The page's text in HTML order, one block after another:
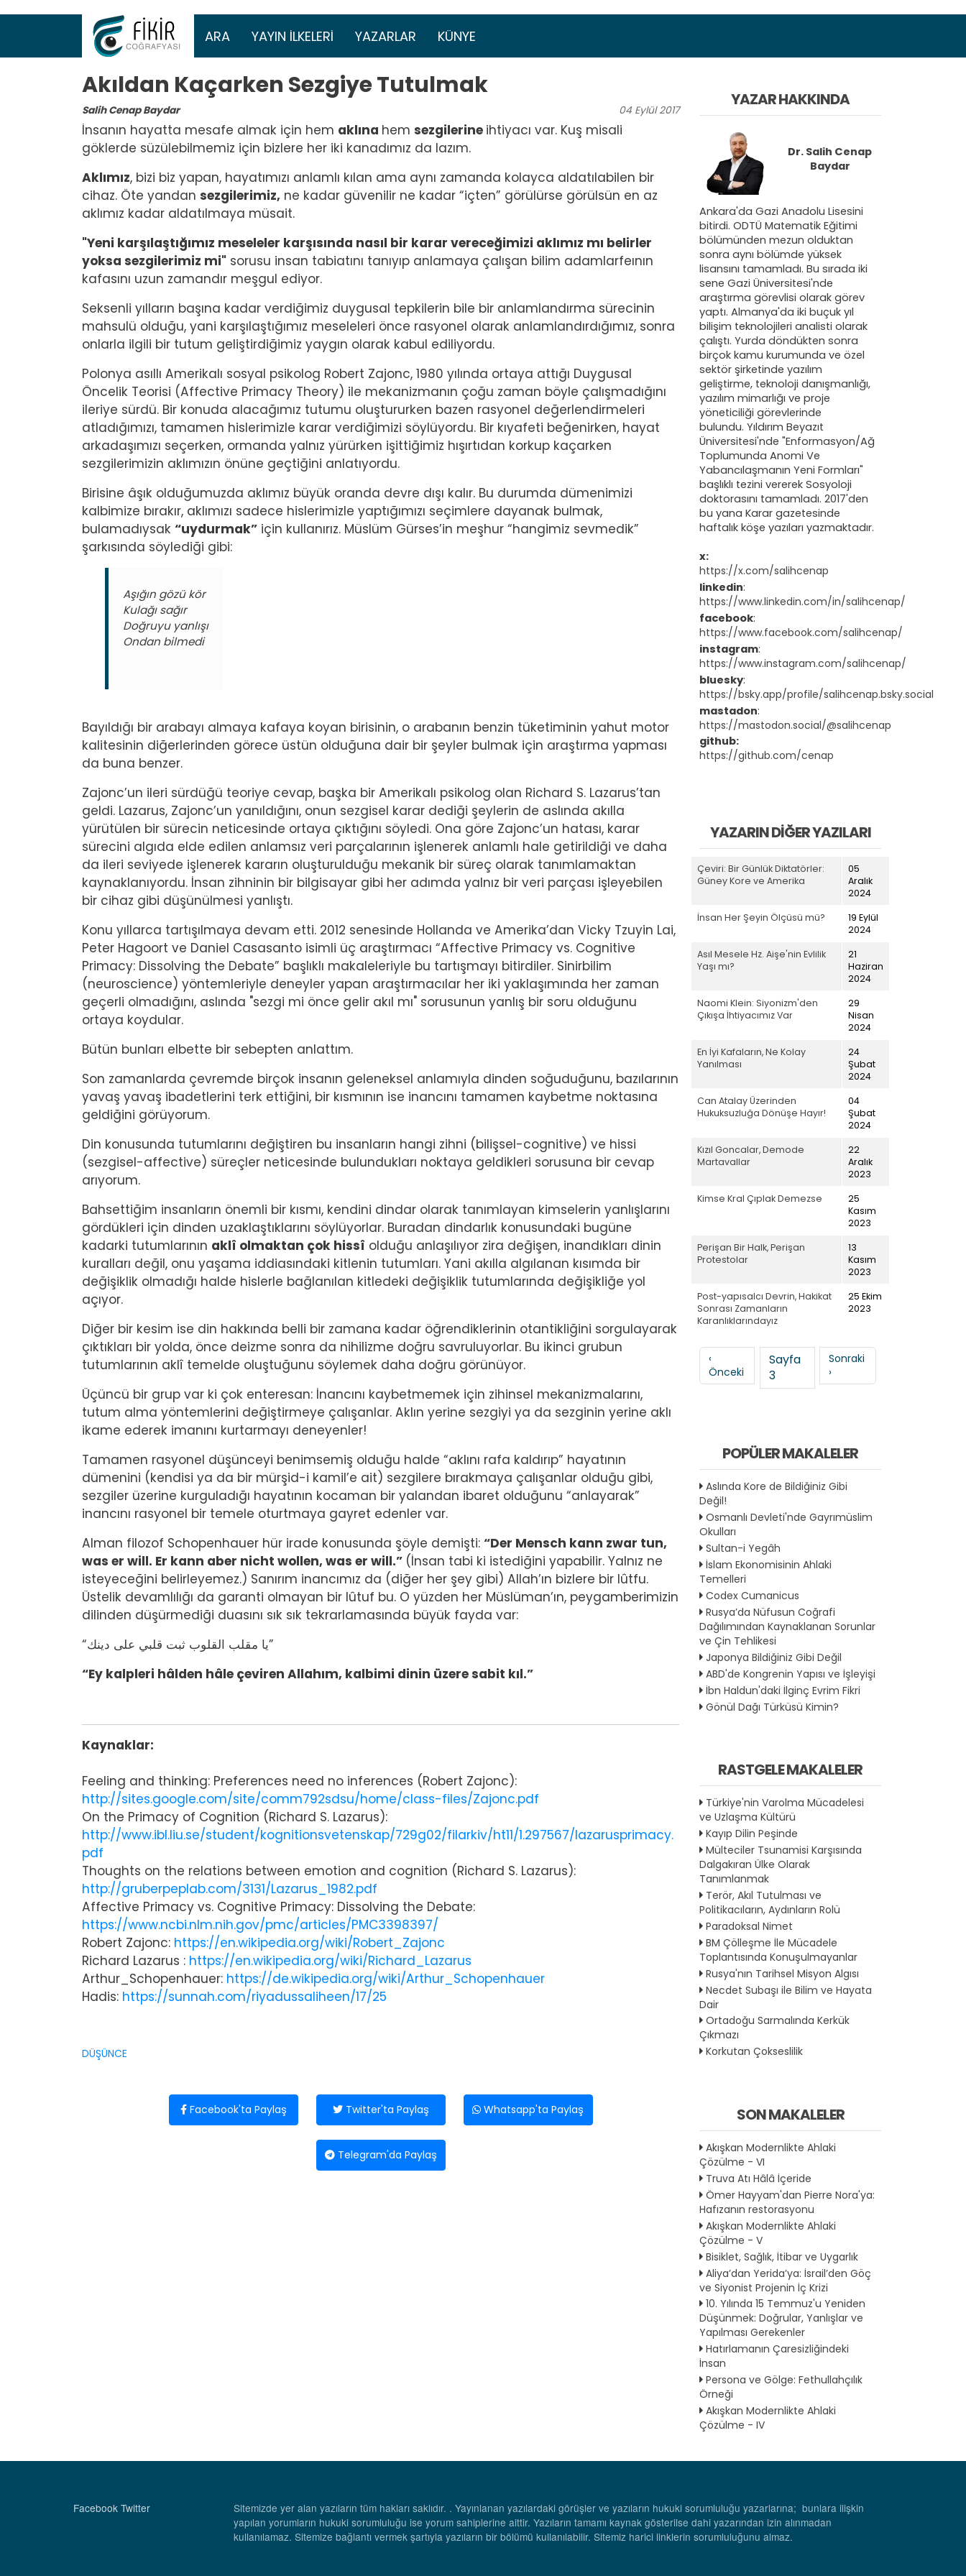
Ana gezinti menüsü
ARA YAYIN İLKELERI YAZARLAR KÜNYE
Akıldan Kaçarken Sezgiye Tutulmak
Salih Cenap Baydar 04 Eylül 2017
İnsanın hayatta mesafe almak için hem aklına hem sezgilerine ihtiyacı var. Kuş misali
göklerde süzülebilmemiz için bizlere her iki kanadımız da lazım.
Aklımız, bizi biz yapan, hayatımızı anlamlı kılan ama aynı zamanda kolayca aldatılabilen bir
cihaz. Öte yandan sezgilerimiz, ne kadar güvenilir ne kadar “içten” görülürse görülsün en az
aklımız kadar aldatılmaya müsait.
"Yeni karşılaştığımız meseleler karşısında nasıl bir karar vereceğimizi aklımız mı belirler
yoksa sezgilerimiz mi" sorusu insan tabiatını tanıyıp anlamaya çalışan bilim adamlarfeının
kafasını uzun zamandır meşgul ediyor.
Seksenli yılların başına kadar verdiğimiz duygusal tepkilerin bile bir anlamlandırma sürecinin
mahsulü olduğu, yani karşılaştığımız meseleleri önce rasyonel olarak anlamlandırdığımız, sonra
onlarla ilgili bir tutum geliştirdiğimiz yaygın olarak kabul ediliyordu.
Polonya asıllı Amerikalı sosyal psikolog Robert Zajonc, 1980 yılında ortaya attığı Duygusal
Öncelik Teorisi (Affective Primacy Theory) ile mekanizmanın çoğu zaman böyle çalışmadığını
ileriye sürdü. Bir konuda alacağımız tutumu oluştururken bazen rasyonel değerlendirmeleri
atladığımızı, tamamen hislerimizle karar verdiğimizi söylüyordu. Bir kıyafeti beğenirken, hayat
arkadaşımızı seçerken, ormanda yalnız yürürken işittiğimiz hışırtıdan korkup kaçarken
sezgilerimizin aklımızın önüne geçtiğini anlatıyordu.
Birisine âşık olduğumuzda aklımız büyük oranda devre dışı kalır. Bu durumda dümenimizi
kalbimize bırakır, aklımızı sadece hislerimizle yaptığımızı seçimlere dayanak bulmak,
bulamadıysak “uydurmak” için kullanırız. Müslüm Gürses’in meşhur “hangimiz sevmedik”
şarkısında söylediği gibi:
Aşığın gözü kör
Kulağı sağır
Doğruyu yanlışı
Ondan bilmedi
Bayıldığı bir arabayı almaya kafaya koyan birisinin, o arabanın benzin tüketiminin yahut motor
kalitesinin diğerlerinden görece üstün olduğuna dair bir şeyler bulmak için araştırma yapması
da buna benzer.
Zajonc’un ileri sürdüğü teoriye cevap, başka bir Amerikalı psikolog olan Richard S. Lazarus’tan
geldi. Lazarus, Zajonc’un yanıldığını, onun sezgisel karar dediği şeylerin de aslında akılla
yürütülen bir sürecin neticesinde ortaya çıktığını söyledi. Ona göre Zajonc’un hatası, karar
sürecini algıda elde edilen anlamsız veri parçalarının işlenerek anlamlı hale getirildiği ve daha
da ileri seviyede işlenerek kararın oluşturulduğu mekanik bir süreç olarak tanımlamaktan
kaynaklanıyordu. İnsan zihninin bir bilgisayar gibi her adımda yalnız bir veri parçası işleyebilen
bir cihaz gibi düşünülmesi yanlıştı.
Konu yıllarca tartışılmaya devam etti. 2012 senesinde Hollanda ve Amerika’dan Vicky Tzuyin Lai,
Peter Hagoort ve Daniel Casasanto isimli üç araştırmacı “Affective Primacy vs. Cognitive
Primacy: Dissolving the Debate” başlıklı makaleleriyle bu tartışmayı bitirdiler. Sinirbilim
(neuroscience) yöntemleriyle deneyler yapan araştırmacılar her iki yaklaşımında her zaman
geçerli olmadığını, aslında "sezgi mi önce gelir akıl mı" sorusunun yanlış bir soru olduğunu
ortaya koydular.
Bütün bunları elbette bir sebepten anlattım.
Son zamanlarda çevremde birçok insanın geleneksel anlamıyla dinden soğuduğunu, bazılarının
yavaş yavaş ibadetlerini terk ettiğini, bir kısmının ise inancını tamamen kaybetme noktasına
geldiğini görüyorum.
Din konusunda tutumlarını değiştiren bu insanların hangi zihni (bilişsel-cognitive) ve hissi
(sezgisel-affective) süreçler neticesinde bulundukları noktaya geldikleri sorusuna bir cevap
arıyorum.
Bahsettiğim insanların önemli bir kısmı, kendini dindar olarak tanımlayan kimselerin yanlışlarını
gördükleri için dinden uzaklaştıklarını söylüyorlar. Buradan dindarlık konusundaki bugüne
kadarki tutumlarının aklî olmaktan çok hissî olduğu anlaşılıyor zira değişen, inandıkları dinin
kuralları değil, onu yaşama iddiasındaki kitlenin tutumları. Yani akılla algılanan kısımda bir
değişiklik olmadığı halde hislerle bağlanılan kitledeki değişiklik tutumlarında değişikliğe yol
açıyor.
Diğer bir kesim ise din hakkında belli bir zamana kadar öğrendiklerinin otantikliğini sorgulayarak
çıktıkları bir yolda, önce deizme sonra da nihilizme doğru savruluyorlar. Bu ikinci grubun
tutumlarının aklî temelde oluştuğunu söylemek daha doğru görünüyor.
Üçüncü bir grup var ki çok enteresan: İnancını kaybetmemek için zihinsel mekanizmalarını,
tutum alma yöntemlerini değiştirmeye çalışanlar. Aklın yerine sezgiyi ya da sezginin yerine aklı
ikame ederek imanını kurtarmayı deneyenler!
Tamamen rasyonel düşünceyi benimsemiş olduğu halde “aklını rafa kaldırıp” hayatının
dümenini (kendisi ya da bir mürşid-i kamil’e ait) sezgilere bırakmaya çalışanlar olduğu gibi,
sezgiler üzerine kurguladığı hayatının kocaman bir yalandan ibaret olduğunu “anlayarak”
inancını rasyonel bir temele oturtmaya gayret edenler var.
Alman filozof Schopenhauer hür irade konusunda şöyle demişti: “Der Mensch kann zwar tun,
was er will. Er kann aber nicht wollen, was er will.” (İnsan tabi ki istediğini yapabilir. Yalnız ne
isteyeceğini belirleyemez.) Sanırım inancımız da (diğer her şey gibi) Allah’ın bizlere bir lûtfu.
Üstelik devamlılığı da garanti olmayan bir lûtuf bu. O yüzden her Müslüman’ın, peygamberimizin
dilinden düşürmediği duasını sık sık tekrarlamasında büyük fayda var:
“‏يا مقلب القلوب ثبت قلبي على دينك‏”
“Ey kalpleri hâlden hâle çeviren Allahım, kalbimi dinin üzere sabit kıl.”
Kaynaklar:
Feeling and thinking: Preferences need no inferences (Robert Zajonc):
http://sites.google.com/site/comm792sdsu/home/class-files/Zajonc.pdf
On the Primacy of Cognition (Richard S. Lazarus):
http://www.ibl.liu.se/student/kognitionsvetenskap/729g02/filarkiv/ht11/1.297567/lazarusprimacy.
pdf
Thoughts on the relations between emotion and cognition (Richard S. Lazarus):
http://gruberpeplab.com/3131/Lazarus_1982.pdf
Affective Primacy vs. Cognitive Primacy: Dissolving the Debate:
https://www.ncbi.nlm.nih.gov/pmc/articles/PMC3398397/
Robert Zajonc: https://en.wikipedia.org/wiki/Robert_Zajonc
Richard Lazarus : https://en.wikipedia.org/wiki/Richard_Lazarus
Arthur_Schopenhauer: https://de.wikipedia.org/wiki/Arthur_Schopenhauer
Hadis: https://sunnah.com/riyadussaliheen/17/25
DÜŞÜNCE
Facebook'ta Paylaş Twitter'ta Paylaş Whatsapp'ta Paylaş
Telegram'da Paylaş
YAZAR HAKKINDA
Dr. Salih Cenap
Baydar
Ankara'da Gazi Anadolu Lisesini
bitirdi. ODTÜ Matematik Eğitimi
bölümünden mezun olduktan
sonra aynı bölümde yüksek
lisansını tamamladı. Bu sırada iki
sene Gazi Üniversitesi'nde
araştırma görevlisi olarak görev
yaptı. Almanya'da iki buçuk yıl
bilişim teknolojileri analisti olarak
çalıştı. Yurda döndükten sonra
birçok kamu kurumunda ve özel
sektör şirketinde yazılım
geliştirme, teknoloji danışmanlığı,
yazılım mimarlığı ve proje
yöneticiliği görevlerinde
bulundu. Yıldırım Beyazıt
Üniversitesi'nde "Enformasyon/Ağ
Toplumunda Anomi Ve
Yabancılaşmanın Yeni Formları"
başlıklı tezini vererek Sosyoloji
doktorasını tamamladı. 2017'den
bu yana Karar gazetesinde
haftalık köşe yazıları yazmaktadır.
x:
https://x.com/salihcenap
linkedin:
https://www.linkedin.com/in/salihcenap/
facebook:
https://www.facebook.com/salihcenap/
instagram:
https://www.instagram.com/salihcenap/
bluesky:
https://bsky.app/profile/salihcenap.bsky.social
mastadon:
https://mastodon.social/@salihcenap
github:
https://github.com/cenap
YAZARIN DIĞER YAZILARI
Çeviri: Bir Günlük Diktatörler:
Güney Kore ve Amerika
05
Aralık
2024
İnsan Her Şeyin Ölçüsü mü?
19 Eylül
2024
Asıl Mesele Hz. Aişe'nin Evlilik
Yaşı mı?
21
Haziran
2024
Naomi Klein: Siyonizm'den
Çıkışa İhtiyacımız Var
29
Nisan
2024
En İyi Kafaların, Ne Kolay
Yanılması
24
Şubat
2024
Can Atalay Üzerinden
Hukuksuzluğa Dönüşe Hayır!
04
Şubat
2024
Kızıl Goncalar, Demode
Martavallar
22
Aralık
2023
Kimse Kral Çıplak Demezse
25
Kasım
2023
Perişan Bir Halk, Perişan
Protestolar
13
Kasım
2023
Post-yapısalcı Devrin, Hakikat
Sonrası Zamanların
Karanlıklarındayız
25 Ekim
2023
Sayfalama
Önceki sayfa
‹
Önceki
Sayfa
3
Sonraki sayfa
Sonraki
›
POPÜLER MAKALELER
Aslında Kore de Bildiğiniz Gibi
Değil!
Osmanlı Devleti'nde Gayrımüslim
Okulları
Sultan-i Yegâh
İslam Ekonomisinin Ahlaki
Temelleri
Codex Cumanicus
Rusya’da Nüfusun Coğrafi
Dağılımından Kaynaklanan Sorunlar
ve Çin Tehlikesi
Japonya Bildiğiniz Gibi Değil
ABD'de Kongrenin Yapısı ve İşleyişi
İbn Haldun'daki İlginç Evrim Fikri
Gönül Dağı Türküsü Kimin?
RASTGELE MAKALELER
Türkiye'nin Varolma Mücadelesi
ve Uzlaşma Kültürü
Kayıp Dilin Peşinde
Mülteciler Tsunamisi Karşısında
Dalgakıran Ülke Olarak
Tanımlanmak
Terör, Akıl Tutulması ve
Politikacıların, Aydınların Rolü
Paradoksal Nimet
BM Çölleşme İle Mücadele
Toplantısında Konuşulmayanlar
Rusya'nın Tarihsel Misyon Algısı
Necdet Subaşı ile Bilim ve Hayata
Dair
Ortadoğu Sarmalında Kerkük
Çıkmazı
Korkutan Çokseslilik
SON MAKALELER
Akışkan Modernlikte Ahlaki
Çözülme - VI
Truva Atı Hâlâ İçeride
Ömer Hayyam'dan Pierre Nora'ya:
Hafızanın restorasyonu
Akışkan Modernlikte Ahlaki
Çözülme - V
Bisiklet, Sağlık, İtibar ve Uygarlık
Aliya’dan Yerida’ya: İsrail’den Göç
ve Siyonist Projenin İç Krizi
10. Yılında 15 Temmuz'u Yeniden
Düşünmek: Doğrular, Yanlışlar ve
Yapılması Gerekenler
Hatırlamanın Çaresizliğindeki
İnsan
Persona ve Gölge: Fethullahçılık
Örneği
Akışkan Modernlikte Ahlaki
Çözülme - IV
Facebook Twitter
Sitemizde yer alan yazıların tüm hakları saklıdır. . Yayınlanan yazılardaki görüşler ve yazıların hukuki sorumluluğu yazarlarına; bunlara ilişkin
yapılan yorumların hukuki sorumluluğu ise yorum sahiplerine aittir. Yazıların tamamı kaynak gösterilse dahi yazarından izin alınmadan
kullanılamaz. Sitemize bağlantı vermek şartıyla yazıların bir bölümü kullanılabilir. Sitemiz harici linklerin sorumluluğunu almaz.